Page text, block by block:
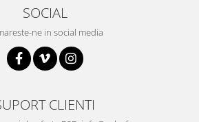
SOCIAL
ne in social media
CLIENTI